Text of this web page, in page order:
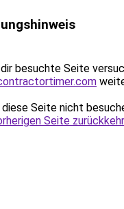
besuchte Seite
diese Seite nicht
Seite